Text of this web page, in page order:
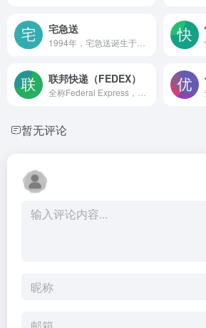
宅急送
联邦快递（FEDEX）
暂无评论